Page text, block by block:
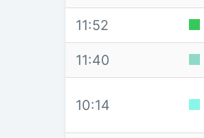
11:52
11:40
10:14